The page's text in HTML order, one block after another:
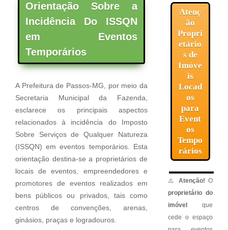
Orientação Sobre a
Incidência Do ISSQN
em Eventos
Temporários
A Prefeitura de Passos-MG, por meio da
Secretaria Municipal da Fazenda,
esclarece os principais aspectos
relacionados à incidência do Imposto
Sobre Serviços de Qualquer Natureza
(ISSQN) em eventos temporários. Esta
orientação destina-se a proprietários de
locais de eventos, empreendedores e
promotores de eventos realizados em
bens públicos ou privados, tais como
centros de convenções, arenas,
ginásios, praças e logradouros.
Atenç
ão
Propri
etário
s de
Imóve
is
Locad
os
para
Event
os
Tempo
rários
⚠️ Atenção! O
proprietário do
imóvel
que
cede o espaço